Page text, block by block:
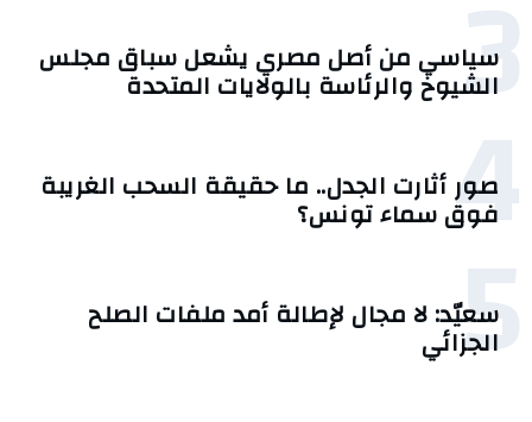
3
سياسي من أصل مصري يشعل سباق مجلس
الشيوخ والرئاسة بالولايات المتحدة
4
صور أثارت الجدل.. ما حقيقة السحب الغريبة
فوق سماء تونس؟
5
سعيّد: لا مجال لإطالة أمد ملفات الصلح
الجزائي